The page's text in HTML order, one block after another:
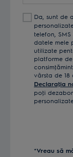
Da, sunt de
telefon,
datele mele
utilizate
platforme
vârsta de
Declaraţia
poţi
*Vreau să